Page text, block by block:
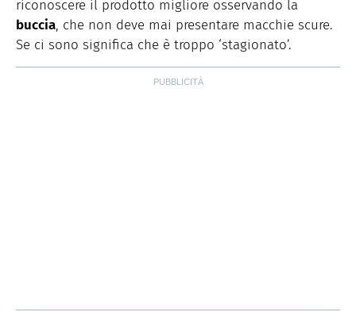
riconoscere il prodotto migliore osservando la
buccia, che non deve mai presentare macchie scure.
Se ci sono significa che è troppo ‘stagionato’.